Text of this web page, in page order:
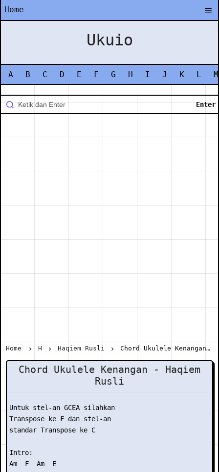
Home
Ukuio
A B C D E F G H I J K L M
Home H Haqiem Rusli Chord Ukulele Kenangan - Haqiem Rusli
Chord Ukulele Kenangan - Haqiem
Rusli
Untuk stel-an GCEA silahkan
Transpose ke F dan stel-an
standar Transpose ke C
Intro:
Am  F  Am  E